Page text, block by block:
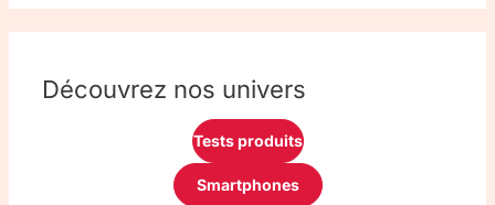
Découvrez nos univers
Tests produits
Smartphones